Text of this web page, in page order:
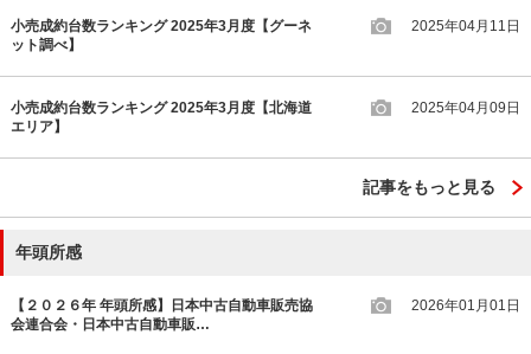
小売成約台数ランキング 2025年3月度【グーネ
ット調べ】
2025年04月11日
小売成約台数ランキング 2025年3月度【北海道
エリア】
2025年04月09日
記事をもっと見る
年頭所感
【２０２６年 年頭所感】日本中古自動車販売協
会連合会・日本中古自動車販…
2026年01月01日